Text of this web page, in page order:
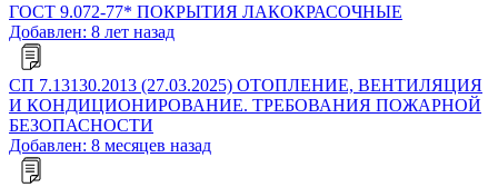
ГОСТ 9.072-77* ПОКРЫТИЯ ЛАКОКРАСОЧНЫЕ
Добавлен: 8 лет назад
СП 7.13130.2013 (27.03.2025) ОТОПЛЕНИЕ, ВЕНТИЛЯЦИЯ
И КОНДИЦИОНИРОВАНИЕ. ТРЕБОВАНИЯ ПОЖАРНОЙ
БЕЗОПАСНОСТИ
Добавлен: 8 месяцев назад